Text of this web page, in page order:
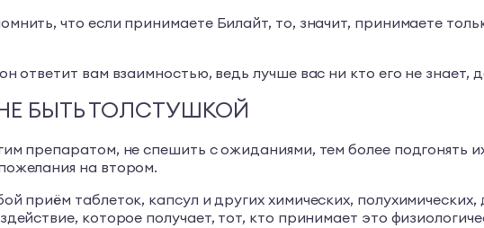
что если принимаете Билайт, то, значит, принимаете
ответит вам взаимностью, ведь лучше вас ни кто его не знает,
БЫТЬ ТОЛСТУШКОЙ
препаратом, не спешить с ожиданиями, тем более подгонять
на втором.
приём таблеток, капсул и других химических,
которое получает, тот, кто принимает это